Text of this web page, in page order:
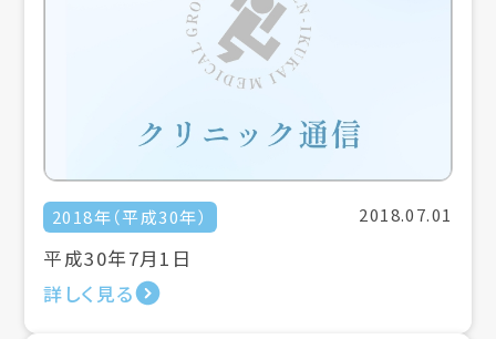
2018年（平成30年） 2018.07.01
平成30年7月1日
詳しく見る